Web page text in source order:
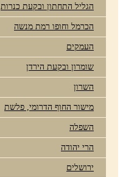
הגליל התחתון ובקעת כנרות
הכרמל וחופו רמת מנשה
העמקים
שומרון ובקעת הירדן
השרון
מישור החוף הדרומי, פלשת
השפלה
הרי יהודה
ירושלים